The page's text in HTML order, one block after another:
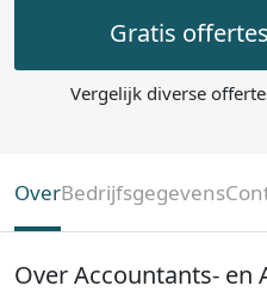
Gratis
Vergelijk diverse
OverBedrijfsgegevens
Over Accountants- en